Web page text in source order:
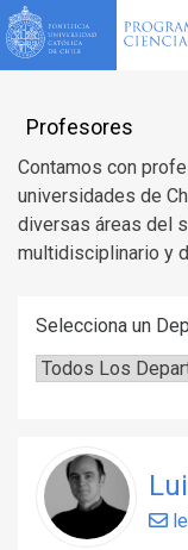
Profesores
Contamos con
universidades de
diversas áreas del
multidisciplinario y
Selecciona un